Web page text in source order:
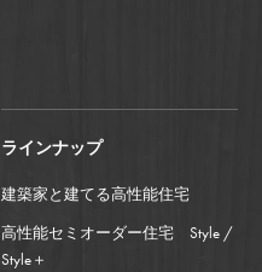
ラインナップ
建築家と建てる高性能住宅
高性能セミオーダー住宅 Style /
Style＋